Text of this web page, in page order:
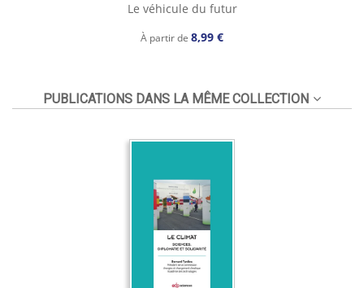
Le véhicule du futur
À partir de 8,99 €
PUBLICATIONS DANS LA MÊME COLLECTION